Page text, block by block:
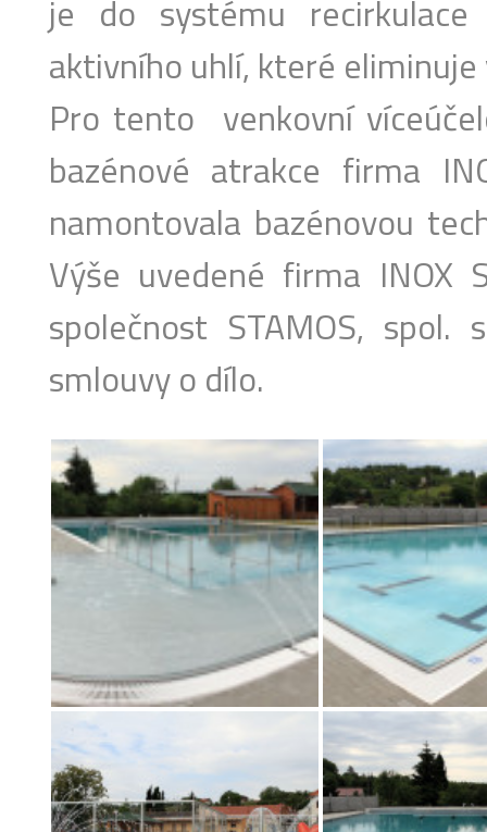
je do systému recirkulace
aktivního uhlí, které eliminuje
Pro tento venkovní
bazénové atrakce firma
namontovala bazénovou
Výše uvedené firma INOX
společnost STAMOS,
smlouvy o dílo.